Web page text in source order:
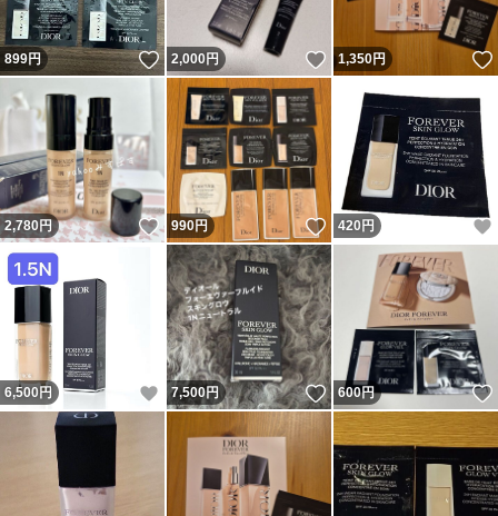
899円 いいね！
2,000円 いいね！
1,350円
2,780円 いいね！
990円 いいね！
420 円
6,500 円 いいね！
7,500円 いいね！
600円